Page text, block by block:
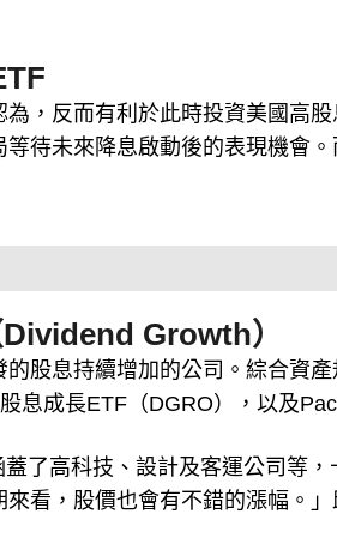
，反而有利於此時投資美國高
待未來降息啟動後的表現機會
Growth）
股息持續增加的公司。綜合資
息成長ETF（DGRO），以及
了高科技、設計及客運公司等
看，股價也會有不錯的漲幅。」